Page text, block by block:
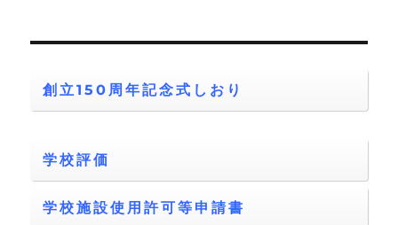
創立150周年記念式しおり
学校評価
学校施設使用許可等申請書